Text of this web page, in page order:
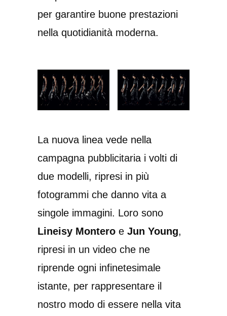
per garantire buone prestazioni
nella quotidianità moderna.
La nuova linea vede nella
campagna pubblicitaria i volti di
due modelli, ripresi in più
fotogrammi che danno vita a
singole immagini. Loro sono
Lineisy Montero e Jun Young,
ripresi in un video che ne
riprende ogni infinetesimale
istante, per rappresentare il
nostro modo di essere nella vita